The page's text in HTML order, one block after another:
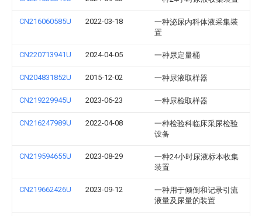
CN216060585U 2022-03-18
一种泌尿内科体液采集装
置
CN220713941U 2024-04-05 一种尿定量桶
CN204831852U 2015-12-02 一种尿液取样器
CN219229945U 2023-06-23 一种尿检取样器
CN216247989U 2022-04-08
一种检验科临床采尿检验
设备
CN219594655U 2023-08-29
一种24小时尿液标本收集
装置
CN219662426U 2023-09-12
一种用于倾倒和记录引流
液量及尿量的装置